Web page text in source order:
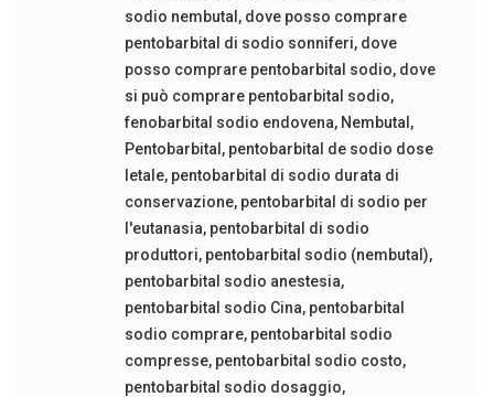
sodio nembutal , dove posso comprare
pentobarbital di sodio sonniferi, dove
posso comprare pentobarbital sodio, dove
si può comprare pentobarbital sodio,
fenobarbital sodio endovena, Nembutal ,
Pentobarbital , pentobarbital de sodio dose
letale, pentobarbital di sodio durata di
conservazione, pentobarbital di sodio per
l'eutanasia, pentobarbital di sodio
produttori, pentobarbital sodio (nembutal),
pentobarbital sodio anestesia,
pentobarbital sodio Cina, pentobarbital
sodio comprare, pentobarbital sodio
compresse, pentobarbital sodio costo,
pentobarbital sodio dosaggio,